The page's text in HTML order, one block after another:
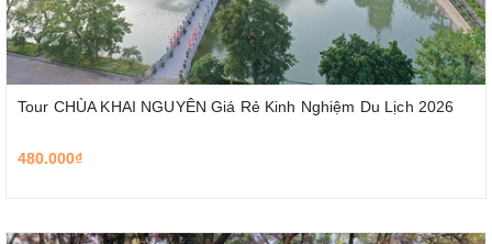
Tour CHÙA KHAI NGUYÊN Giá Rẻ Kinh Nghiệm Du Lịch 2026
480.000₫